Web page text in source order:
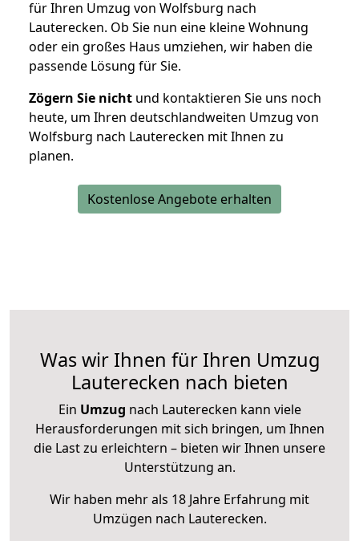
für Ihren Umzug von Wolfsburg nach
Lauterecken. Ob Sie nun eine kleine Wohnung
oder ein großes Haus umziehen, wir haben die
passende Lösung für Sie.
Zögern Sie nicht und kontaktieren Sie uns noch
heute, um Ihren deutschlandweiten Umzug von
Wolfsburg nach Lauterecken mit Ihnen zu
planen.
Kostenlose Angebote erhalten
Was wir Ihnen für Ihren Umzug
Lauterecken nach bieten
Ein Umzug nach Lauterecken kann viele
Herausforderungen mit sich bringen, um Ihnen
die Last zu erleichtern – bieten wir Ihnen unsere
Unterstützung an.
Wir haben mehr als 18 Jahre Erfahrung mit
Umzügen nach Lauterecken.